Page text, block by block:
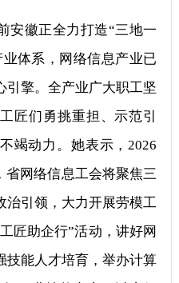
安徽正全力打造“三地一
业体系，网络信息产业已
引擎。全产业广大职工坚
匠们勇挑重担、示范引
竭动力。她表示，2026
省网络信息工会将聚焦三
治引领，大力开展劳模工
匠助企行”活动，讲好网
技能人才培育，举办计算